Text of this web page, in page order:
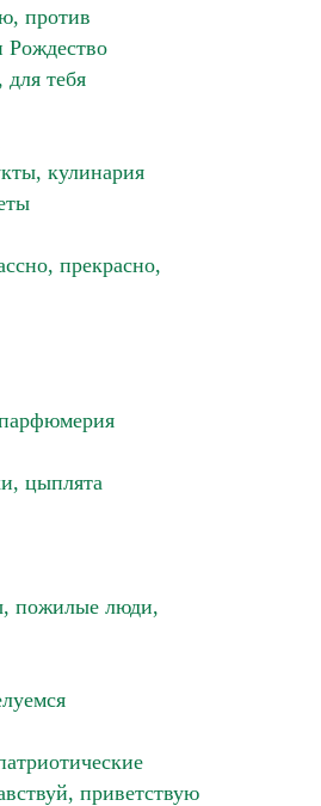
против
для тебя
кулинария
прекрасно,
цыплята
пожилые люди,
приветствую